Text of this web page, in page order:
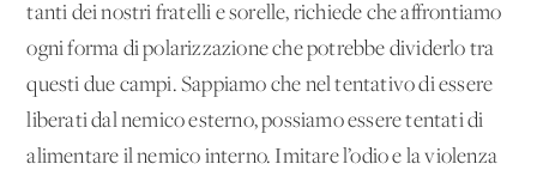
tanti dei nostri fratelli e sorelle, richiede che affrontiamo
ogni forma di polarizzazione che potrebbe dividerlo tra
questi due campi. Sappiamo che nel tentativo di essere
liberati dal nemico esterno, possiamo essere tentati di
alimentare il nemico interno. Imitare l’odio e la violenza